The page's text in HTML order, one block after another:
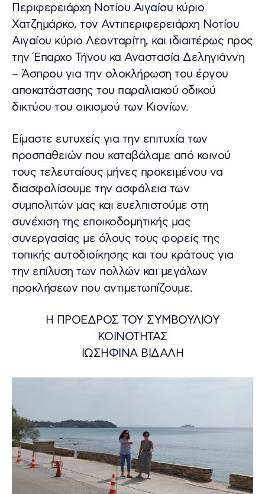
Περιφερειάρχη Νοτίου Αιγαίου κύριο
Χατζημάρκο, τον Αντιπεριφερειάρχη Νοτίου
Αιγαίου κύριο Λεονταρίτη, και ιδιαιτέρως προς
την Έπαρχο Τήνου κα Αναστασία Δεληγιάννη
– Άσπρου για την ολοκλήρωση του έργου
αποκατάστασης του παραλιακού οδικού
δικτύου του οικισμού των Κιονίων.
Είμαστε ευτυχείς για την επιτυχία των
προσπαθειών που καταβάλαμε από κοινού
τους τελευταίους μήνες προκειμένου να
διασφαλίσουμε την ασφάλεια των
συμπολιτών μας και ευελπιστούμε στη
συνέχιση της εποικοδομητικής μας
συνεργασίας με όλους τους φορείς της
τοπικής αυτοδιοίκησης και του κράτους για
την επίλυση των πολλών και μεγάλων
προκλήσεων που αντιμετωπίζουμε.
Η ΠΡΟΕΔΡΟΣ ΤΟΥ ΣΥΜΒΟΥΛΙΟΥ
ΚΟΙΝΟΤΗΤΑΣ
ΙΩΣΗΦΙΝΑ ΒΙΔΑΛΗ